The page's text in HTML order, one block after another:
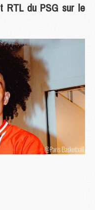
RTL du PSG sur le